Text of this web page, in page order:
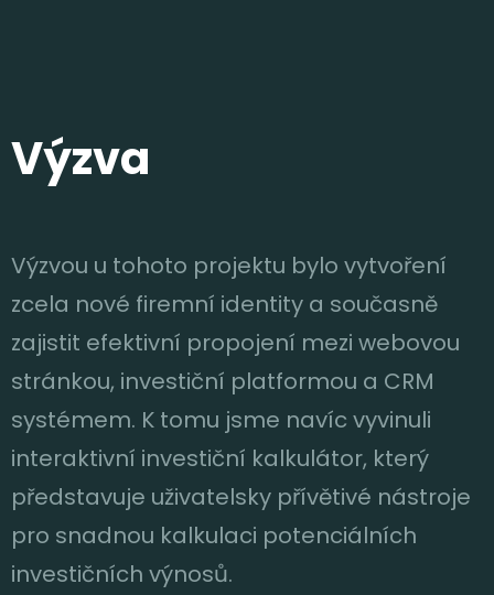
Výzva
Výzvou u tohoto projektu bylo vytvoření
zcela nové firemní identity a současně
zajistit efektivní propojení mezi webovou
stránkou, investiční platformou a CRM
systémem. K tomu jsme navíc vyvinuli
interaktivní investiční kalkulátor, který
představuje uživatelsky přívětivé nástroje
pro snadnou kalkulaci potenciálních
investičních výnosů.